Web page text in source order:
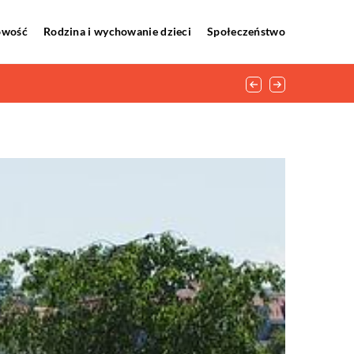
Rodzina i wychowanie dzieci Społeczeństwo